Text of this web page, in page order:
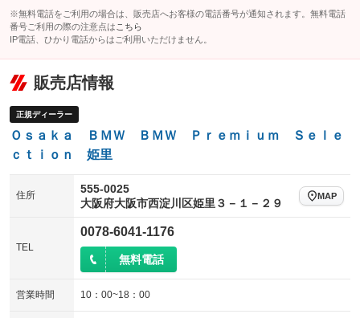
：装備あり
パワーシート
：装備あり 3列シート
：装備なし
ベンチシート フルフラットシート
チップアップシート
：装備なし
：装備なし
ウォークスルー
：装備なし 後席モニター
：装備なし
電動リアゲート
：装備あり
シートエアコン
：装備なし
サイドカメラ
：装備なし
※無料電話をご利用の場合は、販売店へお客様の電話番号が通知されます。無料電話
番号ご利用の際の注意点は こちら
IP電話、ひかり電話からはご利用いただけません。
販売店情報
正規ディーラー
Ｏｓａｋａ ＢＭＷ ＢＭＷ Ｐｒｅｍｉｕｍ Ｓｅｌｅ
ｃｔｉｏｎ 姫里
住所
555-0025
大阪府大阪市西淀川区姫里３－１－２９
MAP
TEL
0078-6041-1176
無料電話
営業時間 10：00~18：00